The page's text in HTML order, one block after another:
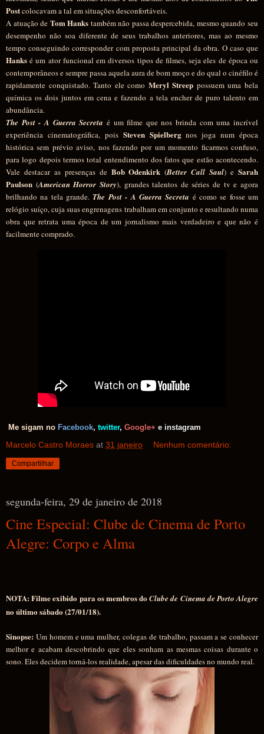
Postcolocavam a tal em situações desconfortáveis.
A atuação de Tom Hanks também não passa despercebida, mesmo quando seu
desempenho não soa diferente de seus trabalhos anteriores, mas ao mesmo
tempo conseguindo corresponder com proposta principal da obra. O caso que
Hanks é um ator funcional em diversos tipos de filmes, seja eles de época ou
contemporâneos e sempre passa aquela aura de bom moço e do qual o cinéfilo é
rapidamente conquistado. Tanto ele como Meryl Streep possuem uma bela
química os dois juntos em cena e fazendo a tela encher de puro talento em
abundância.
The Post - A Guerra Secreta é um filme que nos brinda com uma incrível
experiência cinematográfica, pois Steven Spielbergnos joga num época
histórica sem prévio aviso, nos fazendo por um momento ficarmos confuso,
para logo depois termos total entendimento dos fatos que estão acontecendo.
Vale destacar as presenças deBob Odenkirk (Better Call Saul) e Sarah
Paulson (American Horror Story), grandes talentos de séries de tv e agora
brilhando na tela grande. The Post - A Guerra Secreta é como se fosse um
relógio suíço, cuja suas engrenagens trabalham em conjunto e resultando numa
obra que retrata uma época de um jornalismo mais verdadeiro e que não é
facilmente comprado.
Me sigam no Facebook, twitter, Google+ e instagram
Marcelo Castro Moraes at 31 janeiro Nenhum comentário:
Compartilhar
segunda-feira, 29 de janeiro de 2018
Cine Especial: Clube de Cinema de Porto
Alegre: Corpo e Alma
NOTA: Filme exibido para os membros do Clube de Cinema de Porto Alegre
no último sábado (27/01/18).
Sinopse: Um homem e uma mulher, colegas de trabalho, passam a se conhecer
melhor e acabam descobrindo que eles sonham as mesmas coisas durante o
sono. Eles decidem torná-los realidade, apesar das dificuldades no mundo real.